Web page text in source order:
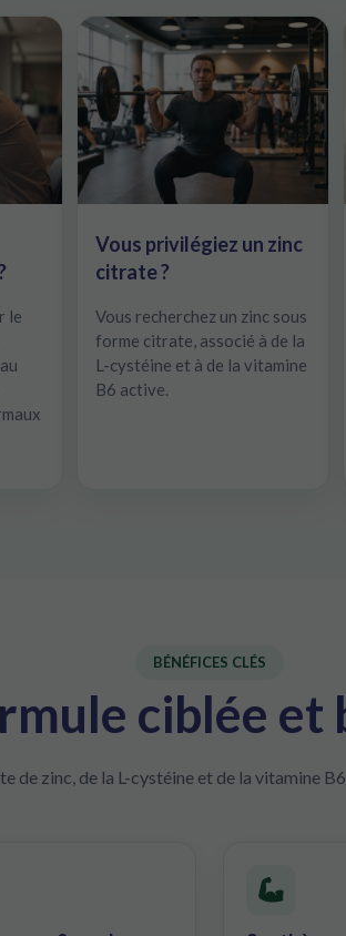
le
Vous privilégiez un zinc
citrate ?
Vous recherchez un zinc sous
forme citrate, associé à de la
L-cystéine et à de la vitamine
B6 active.
BÉNÉFICES CLÉS
ciblée et
de zinc, de la L-cystéine et de la vitamine